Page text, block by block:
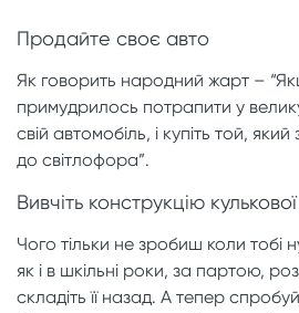
Продайте своє авто
Як говорить народний жарт –
примудрилось потрапити у
свій автомобіль, і купіть той,
до світлофора”.
Вивчіть конструкцію
Чого тільки не зробиш коли тобі
як і в шкільні роки, за партою,
складіть її назад. А тепер